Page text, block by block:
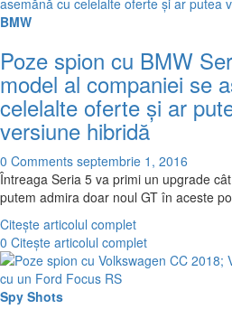
BMW
Poze spion cu BMW
model al companiei se
celelalte oferte și ar
versiune hibridă
0 Comments septembrie 1, 2016
Întreaga Seria 5 va primi un upgrade
putem admira doar noul GT în aceste
Citește articolul complet
0 Citește articolul complet
Spy Shots